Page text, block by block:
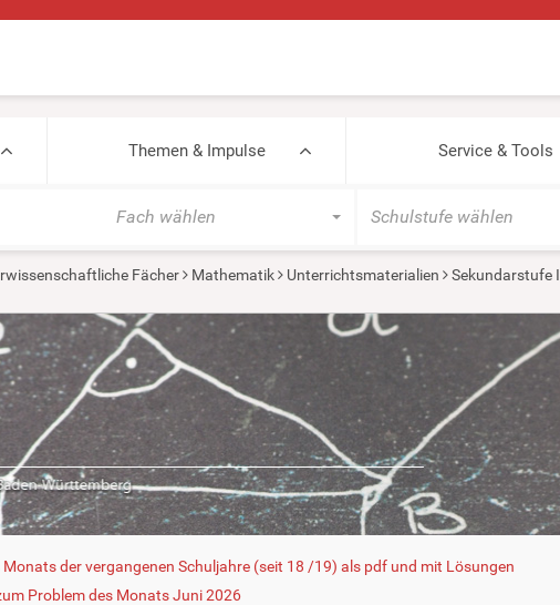
Themen & Impulse Service & Tools
Fach wählen Schulstufe wählen
Fächer Mathematik Unterrichtsmaterialien Sekundarstufe I
Monats der vergangenen Schuljahre (seit 18 /19) als pdf und mit Lösungen
Problem des Monats Juni 2026